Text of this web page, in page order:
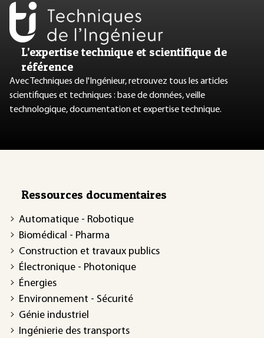
L’expertise technique et scientifique de
référence
Avec Techniques de l'Ingénieur, retrouvez tous les articles
scientifiques et techniques : base de données, veille
technologique, documentation et expertise technique.
Ressources documentaires
Automatique - Robotique
Biomédical - Pharma
Construction et travaux publics
Électronique - Photonique
Énergies
Environnement - Sécurité
Génie industriel
Ingénierie des transports